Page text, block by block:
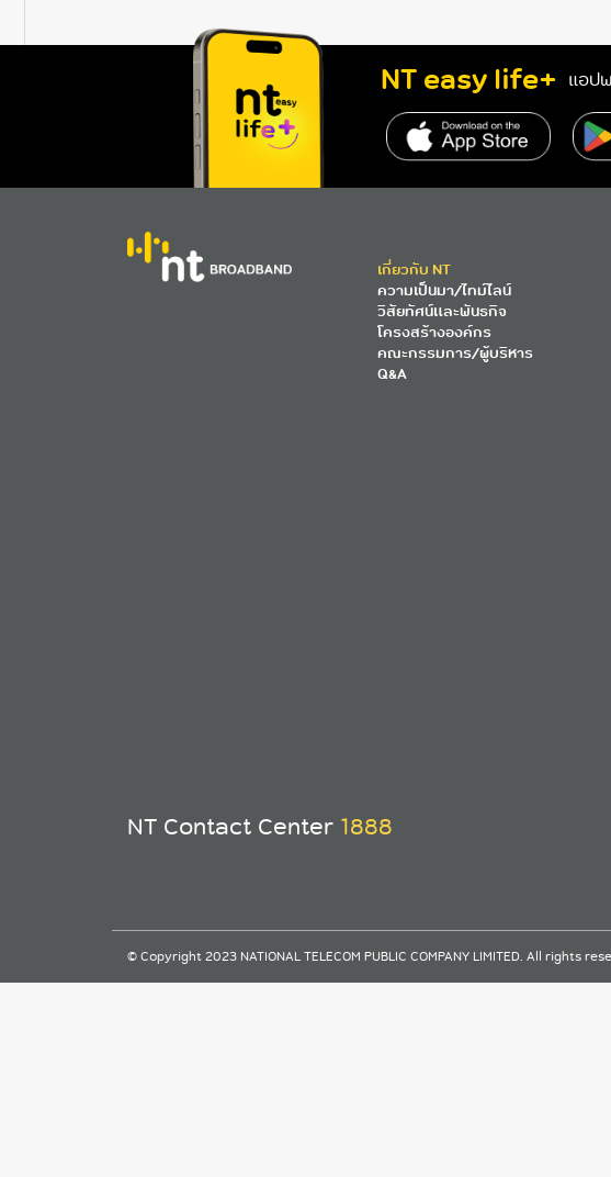
NT easy life+ แอป
เกี่ยวกับ NT
ความเป็นมา/ไทม์ไลน์
วิสัยทัศน์และพันธกิจ
โครงสร้างองค์กร
คณะกรรมการ/ผู้บริหาร
Q&A
NT Contact Center 1888
© Copyright 2023 NATIONAL TELECOM PUBLIC COMPANY LIMITED. All rights